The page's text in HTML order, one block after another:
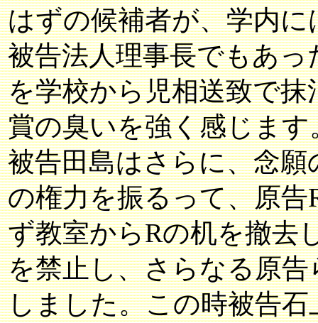
はずの候補者が、学内
被告法人理事長でもあ
を学校から児相送致で
賞の臭いを強く感じます
被告田島はさらに、念
の権力を振るって、原
ず教室からRの机を撤去
を禁止し、さらなる原
しました。この時被告